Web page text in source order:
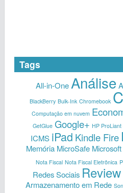
Tags
All-in-OneAnálise
BlackBerry Bulk-Ink Chromebook
Computação em nuvem
GetGlue Google+ HP ProLiant
ICMS iPad Kindle Fire
Memória MicroSafe Microsoft
Nota Fiscal Nota Fiscal Eletrônica
Redes Sociais Review
Armazenamento em Rede